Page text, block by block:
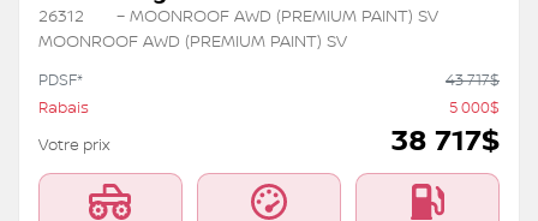
26312
– MOONROOF AWD (PREMIUM PAINT) SV
MOONROOF AWD (PREMIUM PAINT) SV
PDSF*
43 717$
Rabais
5 000$
Votre prix
38 717$